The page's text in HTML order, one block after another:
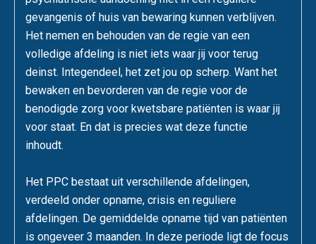
gevangenis of huis van bewaring kunnen verblijven.
Het nemen en behouden van de regie van een
volledige afdeling is niet iets waar jij voor terug
deinst. Integendeel, het zet jou op scherp. Want het
bewaken en bevorderen van de regie voor de
benodigde zorg voor kwetsbare patiënten is waar jij
voor staat. En dat is precies wat deze functie
inhoudt.
Het PPC bestaat uit verschillende afdelingen,
verdeeld onder opname, crisis en reguliere
afdelingen. De gemiddelde opname tijd van patiënten
is ongeveer 3 maanden. In deze periode ligt de focus